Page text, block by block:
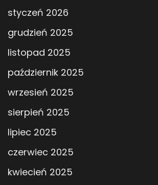
styczeń 2026
grudzień 2025
listopad 2025
październik 2025
wrzesień 2025
sierpień 2025
lipiec 2025
czerwiec 2025
kwiecień 2025